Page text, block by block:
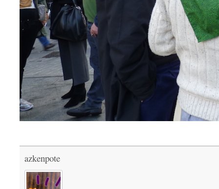
azkenpote